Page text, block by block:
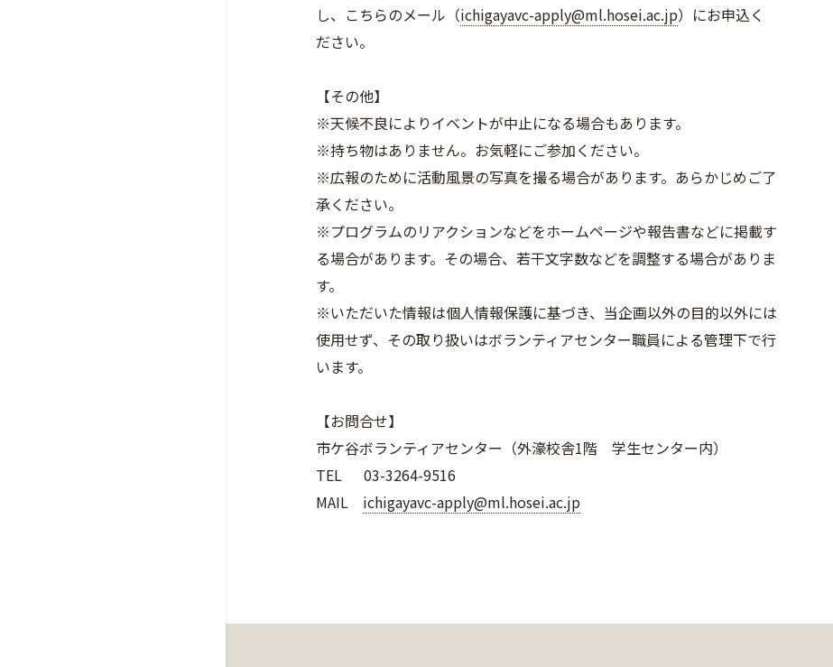
し、こちらのメール（ichigayavc-apply@ml.hosei.ac.jp）にお申込く
ださい。
【その他】
※天候不良によりイベントが中止になる場合もあります。
※持ち物はありません。お気軽にご参加ください。
※広報のために活動風景の写真を撮る場合があります。あらかじめご了
承ください。
※プログラムのリアクションなどをホームページや報告書などに掲載す
る場合があります。その場合、若干文字数などを調整する場合がありま
す。
※いただいた情報は個人情報保護に基づき、当企画以外の目的以外には
使用せず、その取り扱いはボランティアセンター職員による管理下で行
います。
【お問合せ】
市ケ谷ボランティアセンター（外濠校舎1階 学生センター内）
TEL 03-3264-9516
MAIL ichigayavc-apply@ml.hosei.ac.jp